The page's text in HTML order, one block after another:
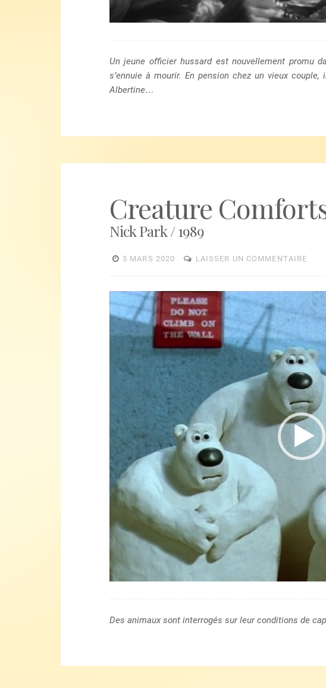
Un jeune officier hussard est nouvellement promu
s’ennuie à mourir. En pension chez un vieux
Albertine…
Creature
Nick Park / 1989
5 MARS 2020 LAISSER UN COMMENTAIRE
Lecteur
vidéo
Des animaux sont interrogés sur leur conditions de